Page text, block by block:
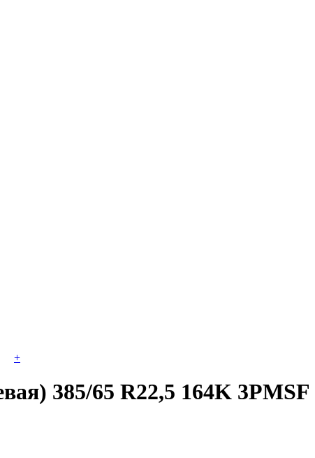
+
385/65 R22,5 164K 3PMSF